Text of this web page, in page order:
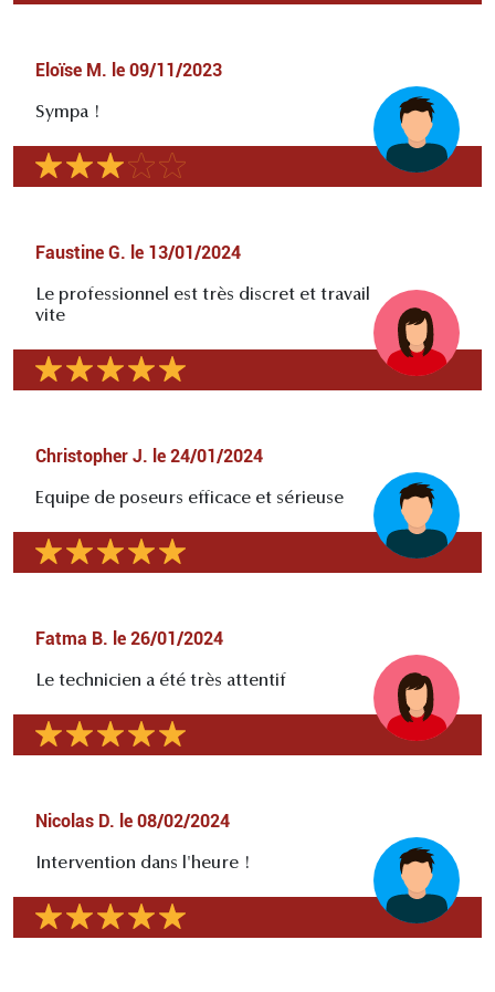
Eloïse M. le 09/11/2023
Sympa !
Faustine G. le 13/01/2024
Le professionnel est très discret et travail
vite
Christopher J. le 24/01/2024
Equipe de poseurs efficace et sérieuse
Fatma B. le 26/01/2024
Le technicien a été très attentif
Nicolas D. le 08/02/2024
Intervention dans l'heure !